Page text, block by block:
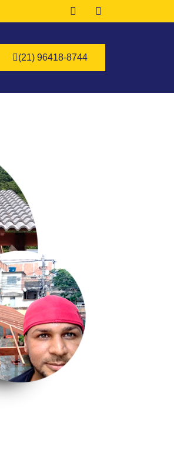
(21) 96418-8744